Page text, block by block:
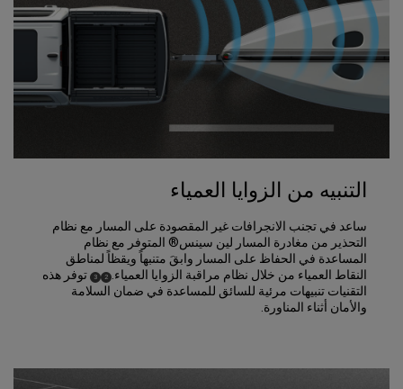
التنبيه من الزوايا العمياء
ساعد في تجنب الانجرافات غير المقصودة على المسار مع نظام
التحذير من مغادرة المسار لين سينس® المتوفر مع نظام
المساعدة في الحفاظ على المسار وابقَ متنبهاً ويقظاً لمناطق
النقاط العمياء من خلال نظام مراقبة الزوايا العمياء. (
Disclosure
2
)
(
Disclosure
3
)
توفر هذه
التقنيات تنبيهات مرئية للسائق للمساعدة في ضمان السلامة
والأمان أثناء المناورة.